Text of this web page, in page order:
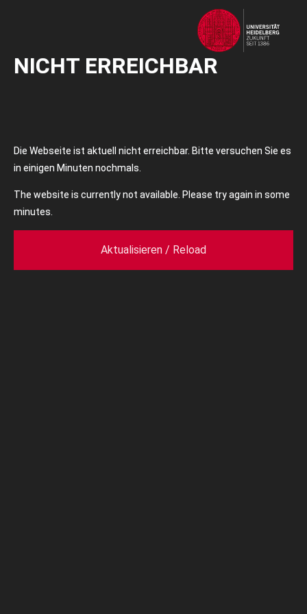
NICHT ERREICHBAR
Die Webseite ist aktuell nicht erreichbar. Bitte versuchen Sie es
in einigen Minuten nochmals.
The website is currently not available. Please try again in some
minutes.
Aktualisieren / Reload